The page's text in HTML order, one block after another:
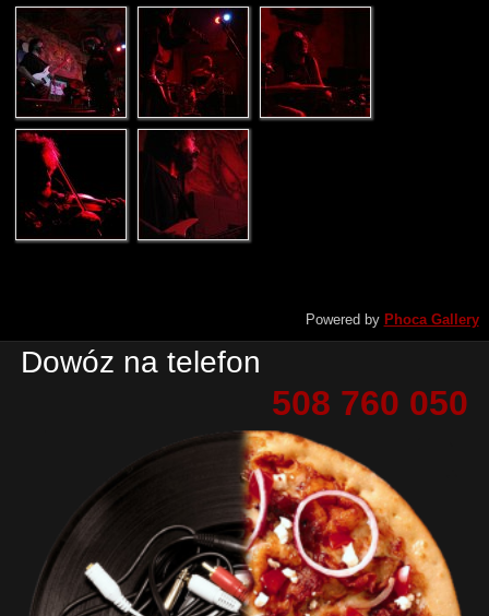
Powered by Phoca Gallery
Dowóz na telefon
508 760 050